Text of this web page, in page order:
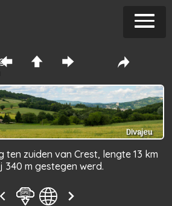
Divajeu
ten zuiden van Crest, lengte 13 km
340 m gestegen werd.